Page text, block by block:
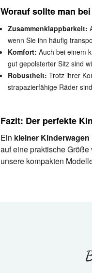
Worauf sollte man
Zusammenklappbarkeit:
wenn Sie ihn häufig
Komfort: Auch bei einem
gut gepolsterter Sitz sind
Robustheit: Trotz ihrer
strapazierfähige Räder
Fazit: Der perfekte
Ein kleiner Kinderwagen
auf eine praktische
unsere kompakten